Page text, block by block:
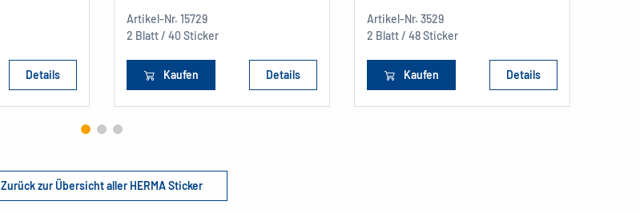
Details
Artikel-Nr. 15729
2 Blatt / 40 Sticker
Kaufen Details
Artikel-Nr. 3529
2 Blatt / 48 Sticker
Kaufen Details
Zurück zur Übersicht aller HERMA Sticker